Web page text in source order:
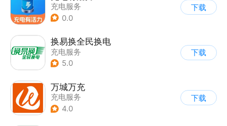
充电服务
0.0
下载
换易换全民换电
充电服务
5.0
下载
万城万充
充电服务
4.0
下载